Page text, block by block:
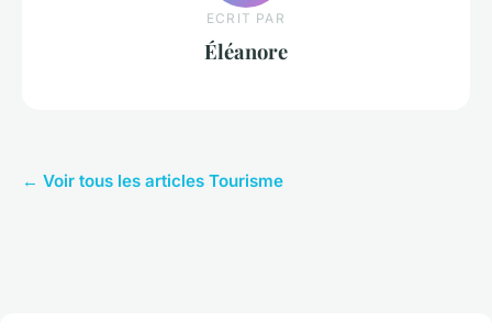
ECRIT PAR
Éléanore
← Voir tous les articles Tourisme